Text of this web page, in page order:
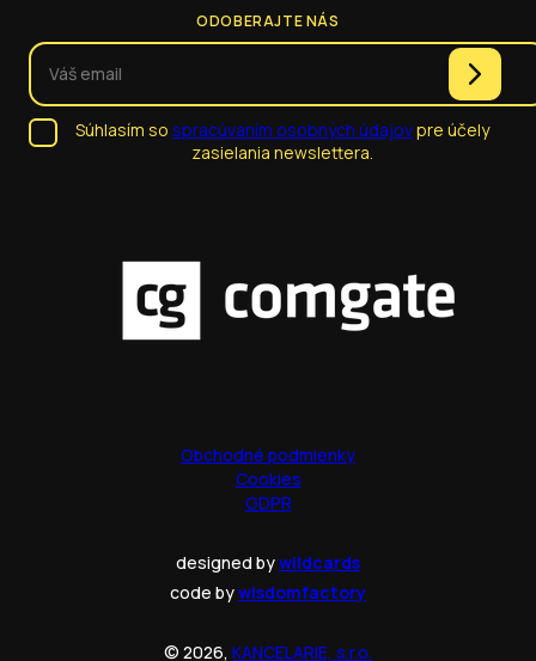
ODOBERAJTE NÁS
Súhlasím so spracúvaním osobných údajovpre účely
zasielania newslettera.
Obchodné podmienky
Cookies
GDPR
designed bywildcards
code bywisdomfactory
© 2026, KANCELARIE, s.r.o.